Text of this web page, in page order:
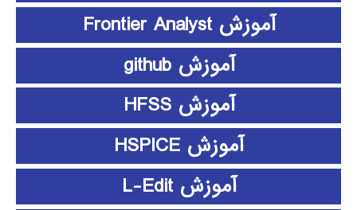
آموزش Frontier Analyst
آموزش github
آموزش HFSS
آموزش HSPICE
آموزش L-Edit